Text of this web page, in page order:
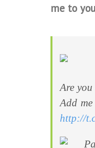
me to
Are
Add
http://